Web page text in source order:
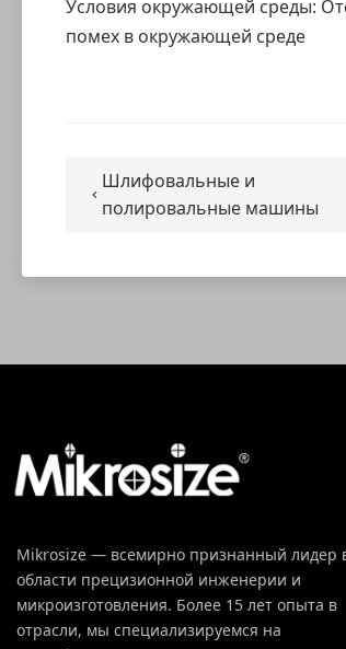
Условия окружающей среды:
помех в окружающей среде
Шлифовальные и
полировальные машины
Mikrosize — всемирно признанный лидер
области прецизионной инженерии и
микроизготовления. Более 15 лет опыта в
отрасли, мы специализируемся на